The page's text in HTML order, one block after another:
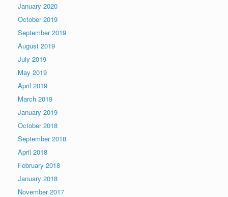
January 2020
October 2019
September 2019
August 2019
July 2019
May 2019
April 2019
March 2019
January 2019
October 2018
September 2018
April 2018
February 2018
January 2018
November 2017